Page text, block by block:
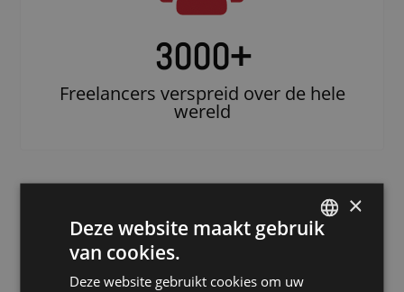
3000+
Freelancers verspreid over de hele
wereld
×
Deze website maakt gebruik
van cookies.
Deze website gebruikt cookies om uw